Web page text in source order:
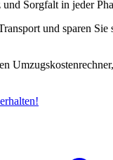
und Sorgfalt in jeder
und sparen Sie